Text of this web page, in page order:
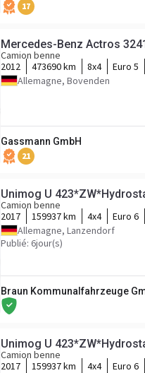
17
Mercedes-Benz Actros
Camion benne
2012
473690 km 8x4 Euro 5
Allemagne, Bovenden
Gassmann GmbH
21
Unimog U
Camion benne
2017
159937 km 4x4 Euro 6
Allemagne, Lanzendorf
Publié: 6jour(s)
Braun Kommunalfahrzeuge
Unimog U
Camion benne
2017
159937 km 4x4 Euro 6